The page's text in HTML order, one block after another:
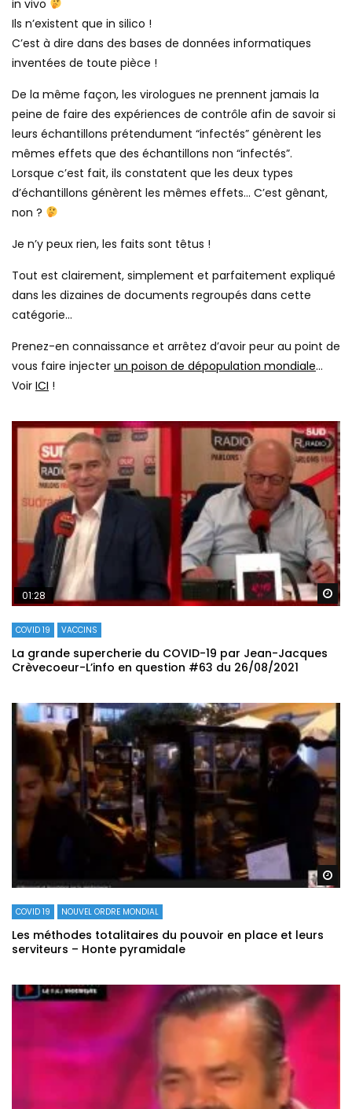
in vivo
Ils n’existent que in silico !
C’est à dire dans des bases de données informatiques
inventées de toute pièce !
De la même façon, les virologues ne prennent jamais la
peine de faire des expériences de contrôle afin de savoir si
leurs échantillons prétendument “infectés” génèrent les
mêmes effets que des échantillons non “infectés”.
Lorsque c’est fait, ils constatent que les deux types
d’échantillons génèrent les mêmes effets… C’est gênant,
non ?
Je n’y peux rien, les faits sont têtus !
Tout est clairement, simplement et parfaitement expliqué
dans les dizaines de documents regroupés dans cette
catégorie…
Prenez-en connaissance et arrêtez d’avoir peur au point de
vous faire injecter un poison de dépopulation mondiale…
Voir ICI !
01:28
COVID 19 VACCINS
La grande supercherie du COVID-19 par Jean-Jacques
Crèvecoeur-L’info en question #63 du 26/08/2021
COVID 19 NOUVEL ORDRE MONDIAL
Les méthodes totalitaires du pouvoir en place et leurs
serviteurs – Honte pyramidale